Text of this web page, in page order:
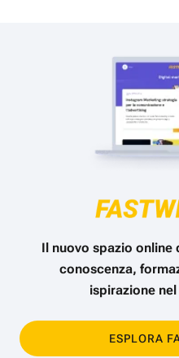
Il nuovo spazio online
conoscenza,
ispirazione
ESPLORA